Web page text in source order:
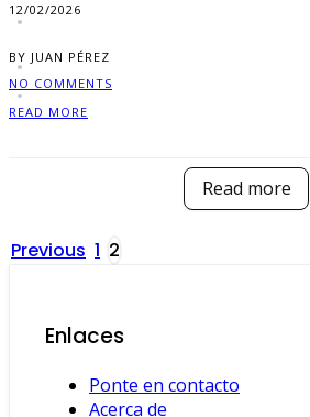
12/02/2026
BY JUAN PÉREZ
NO COMMENTS
READ MORE
Read more
Posts
Previous 1 2
Enlaces
Ponte en contacto
Acerca de